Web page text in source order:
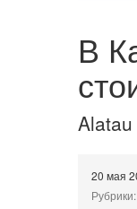
В
Alatau
20 мая
Рубрики: